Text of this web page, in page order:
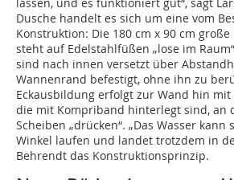
lassen, und es funktioniert gut“, sagt
Dusche handelt es sich um eine vom
Konstruktion: Die 180 cm x 90 cm
steht auf Edelstahlfüßen „lose im
sind nach innen versetzt über
Wannenrand befestigt, ohne ihn zu
Eckausbildung erfolgt zur Wand hin mit
die mit Kompriband hinterlegt sind, an
Scheiben „drücken“. „Das Wasser
Winkel laufen und landet trotzdem in
Behrendt das Konstruktionsprinzip.